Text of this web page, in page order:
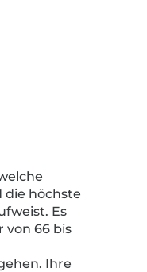
die höchste
Es
von 66 bis
Ihre